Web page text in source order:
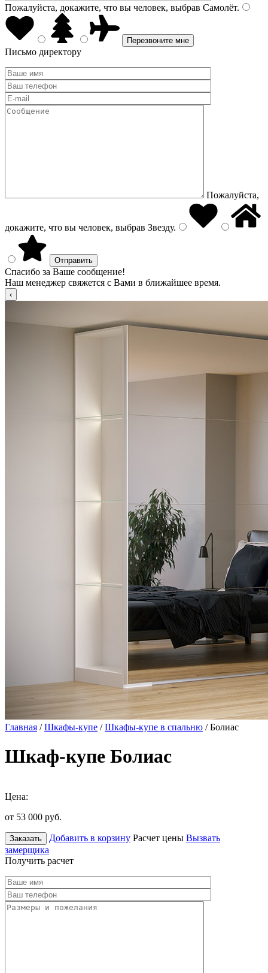
Пожалуйста, докажите, что вы человек, выбрав Самолёт.
Письмо директору
Пожалуйста,
докажите, что вы человек, выбрав Звезду.
Спасибо за Ваше сообщение!
Наш менеджер свяжется с Вами в ближайшее время.
Главная /Шкафы-купе /Шкафы-купе в спальню / Болиас
Шкаф-купе Болиас
Цена:
от 53 000 руб.
Заказать Добавить в корзину Расчет цены Вызвать
замерщика
Получить расчет